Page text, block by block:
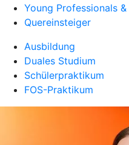
Young Professionals
Quereinsteiger
Ausbildung
Duales Studium
Schülerpraktikum
FOS-Praktikum